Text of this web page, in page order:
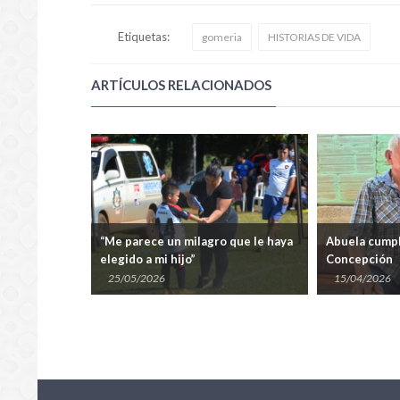
Etiquetas: gomeria HISTORIAS DE VIDA
ARTÍCULOS RELACIONADOS
“Me parece un milagro que le haya
elegido a mi hijo”
25/05/2026
Abuela
Concepción
15/04/2026